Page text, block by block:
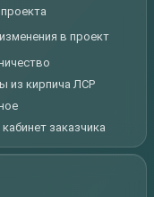
в проект
из кирпича ЛСР
заказчика